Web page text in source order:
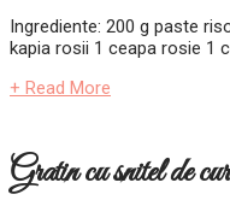
Ingrediente: 200 g paste
kapia rosii 1 ceapa rosie 1
+ Read More
Gratin cu snitel de